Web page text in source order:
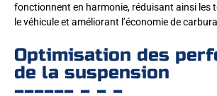
fonctionnent en harmonie, réduisant ainsi les
le véhicule et améliorant l’économie de
Optimisation des
de la suspension